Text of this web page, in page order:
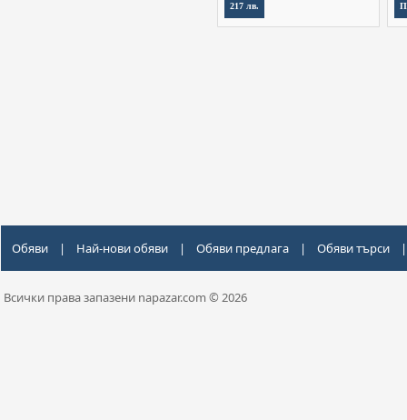
217 лв.
Обяви | Най-нови обяви | Обяви предлага | Обяви търси |
Всички права запазени napazar.com © 2026